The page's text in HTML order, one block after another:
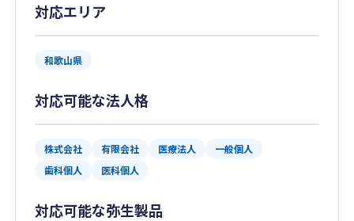
対応エリア
和歌山県
対応可能な法人格
株式会社 有限会社 医療法人
一般個人
歯科個人
医科個人
対応可能な弥生製品